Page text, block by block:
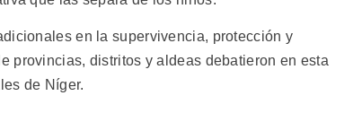
en la supervivencia, protección y
provincias, distritos y aldeas debatieron en esta
de Níger.